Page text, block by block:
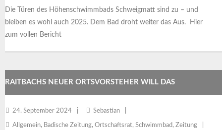
Die Türen des Höhenschwimmbads Schweigmatt sind zu – und
bleiben es wohl auch 2025. Dem Bad droht weiter das Aus. Hier
zum vollen Bericht
RAITBACHS NEUER ORTSVORSTEHER WILL DAS
SCHWEIGMATTER SCHWIMMBAD RETTEN
24. September 2024 Sebastian
Allgemein, Badische Zeitung, Ortschaftsrat, Schwimmbad, Zeitung